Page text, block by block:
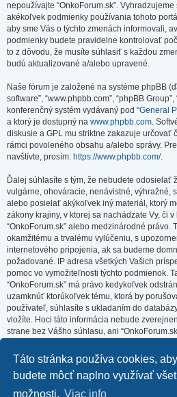
Táto stránka používa cookies,
budete môcť naplno využívať
možnosti. Viac info
nepoužívajte “OnkoForum.sk”.
akékoľvek podmienky používania tohoto
aby sme Vás o týchto zmenách informovali,
podmienky budete pravidelne kontrolovať
to z dôvodu, že musíte súhlasiť s každou
budú aktualizované a/alebo upravené.
Naše fórum je založené na systéme phpBB
software”, “www.phpbb.com”, “phpBB
konferenčný systém vydávaný pod “General
a ktorý je dostupný na www.phpbb.com.
diskusie a GPL mu striktne zakazuje určovať
rámci povoleného obsahu a/alebo správy.
navštívte, prosím: https://www.phpbb.com/.
Ďalej súhlasíte s tým, že nebudete odosielať
vulgárne, ohováracie, nenávistné, výhražné,
alebo posielať akýkoľvek iný materiál, ktorý
zákony krajiny, v ktorej sa nachádzate Vy, či
“OnkoForum.sk” alebo medzinárodné právo.
okamžitému a trvalému vylúčeniu, s
internetového pripojenia, ak sa budeme
požadované. IP adresa všetkých Vašich
pomoc vo vymožiteľnosti týchto podmienok.
“OnkoForum.sk” má právo kedykoľvek
uzamknúť ktorúkoľvek tému, ktorá by
používateľ, súhlasíte s ukladaním do
vložíte. Hoci táto informácia nebude
strane bez Vášho súhlasu, ani
zodpovednosť za akýkoľvek pokus o prienik
zneužitiu týchto údajov.